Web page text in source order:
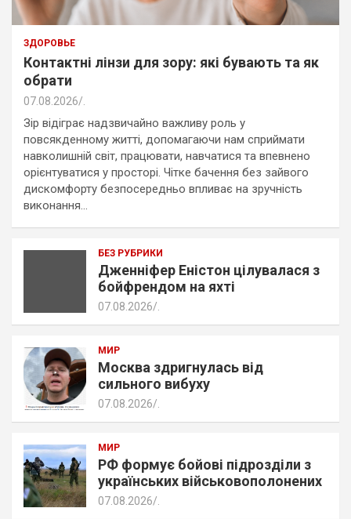
ЗДОРОВЬЕ
Контактні лінзи для зору: які бувають та як
обрати
07.08.2026
Зір відіграє надзвичайно важливу роль у
повсякденному житті, допомагаючи нам сприймати
навколишній світ, працювати, навчатися та впевнено
орієнтуватися у просторі. Чітке бачення без зайвого
дискомфорту безпосередньо впливає на зручність
виконання…
БЕЗ РУБРИКИ
Дженніфер Еністон цілувалася з
бойфрендом на яхті
07.08.2026
МИР
Москва здригнулась від
сильного вибуху
07.08.2026
МИР
РФ формує бойові підрозділи з
українських військовополонених
07.08.2026